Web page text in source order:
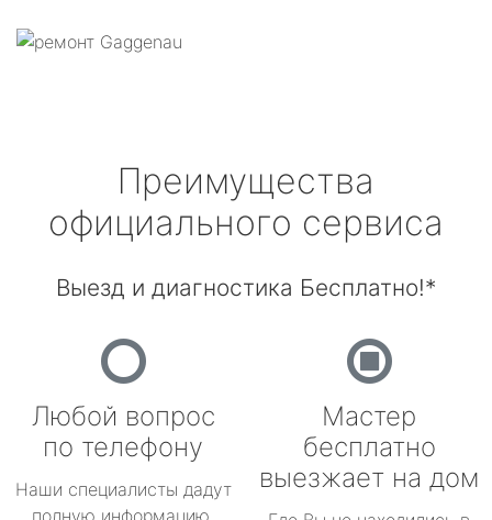
Преимущества
официального сервиса
Выезд и диагностика Бесплатно!*
Любой вопрос
по телефону
Наши специалисты дадут
полную информацию.
Мастер
бесплатно
выезжает на дом